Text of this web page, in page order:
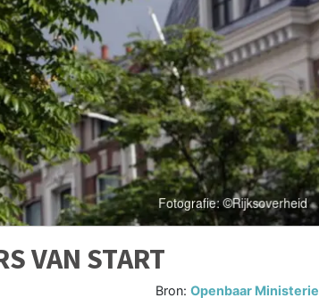
VAN START
Bron:Openbaar Ministerie